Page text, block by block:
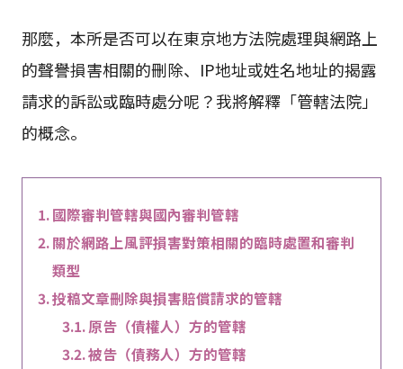
那麼，本所是否可以在東京地方法院處理與網路上
的聲譽損害相關的刪除、IP地址或姓名地址的揭露
請求的訴訟或臨時處分呢？我將解釋「管轄法院」
的概念。
國際審判管轄與國內審判管轄
關於網路上風評損害對策相關的臨時處置和審判
類型
投稿文章刪除與損害賠償請求的管轄
原告（債權人）方的管轄
被告（債務人）方的管轄